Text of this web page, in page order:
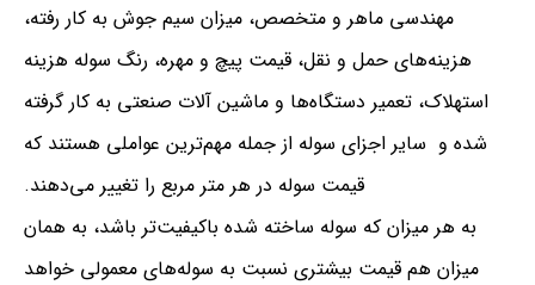
مهندسی ماهر و متخصص، میزان سیم‌ جوش به کار رفته،
هزینه‌های حمل و نقل، قیمت پیچ و مهره، رنگ سوله هزینه
استهلاک، تعمیر دستگاه‌ها و ماشین آلات صنعتی به کار گرفته
شده و سایر اجزای سوله از جمله مهم‌ترین عواملی هستند که
قیمت سوله در هر متر مربع را تغییر می‌دهند.
به هر میزان که سوله ساخته شده باکیفیت‌تر باشد، به همان
میزان هم قیمت بیشتری نسبت به سوله‌های معمولی خواهد